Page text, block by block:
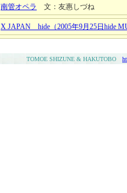
南管オペラ 文：友惠しづね
X JAPAN hide（2005年9月25日hide
TOMOE SHIZUNE & HAKUTOBO